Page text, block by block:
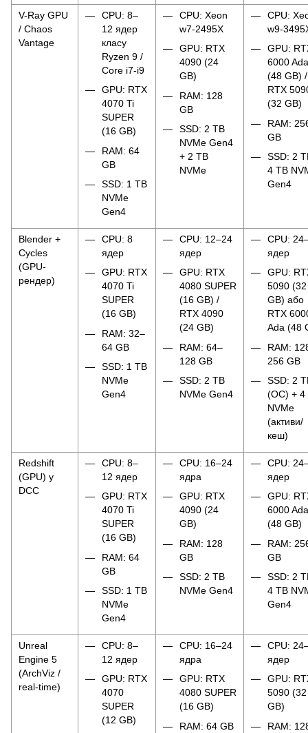
V-Ray GPU
/ Chaos
Vantage
CPU: 8–
12 ядер
класу
Ryzen 9 /
Core i7-i9
GPU: RTX
4070 Ti
SUPER
(16 GB)
RAM: 64
GB
SSD: 1 TB
NVMe
Gen4
CPU: Xeon
w7-2495X
GPU: RTX
4090 (24
GB)
RAM: 128
GB
SSD: 2 TB
NVMe Gen4
+ 2 TB
NVMe
CPU:
w9-
GPU:
6000 Ada
(48 GB) /
RTX
(32 GB)
RAM:
GB
SSD: 2
4 TB
Gen4
Blender +
Cycles
(GPU-
рендер)
CPU: 8
ядер
GPU: RTX
4070 Ti
SUPER
(16 GB)
RAM: 32–
64 GB
SSD: 1 TB
NVMe
Gen4
CPU: 12–24
ядер
GPU: RTX
4080 SUPER
(16 GB) /
RTX 4090
(24 GB)
RAM: 64–
128 GB
SSD: 2 TB
NVMe Gen4
CPU:
ядер
GPU:
5090 (32
GB) або
RTX
Ada (48
RAM:
256 GB
SSD: 2
(ОС) + 4
NVMe
(активи/
кеш)
Redshift
(GPU) у
DCC
CPU: 8–
12 ядер
GPU: RTX
4070 Ti
SUPER
(16 GB)
RAM: 64
GB
SSD: 1 TB
NVMe
Gen4
CPU: 16–24
ядра
GPU: RTX
4090 (24
GB)
RAM: 128
GB
SSD: 2 TB
NVMe Gen4
CPU:
ядер
GPU:
6000 Ada
(48 GB)
RAM:
GB
SSD: 2
4 TB
Gen4
Unreal
Engine 5
(ArchViz /
real-time)
CPU: 8–
12 ядер
GPU: RTX
4070
SUPER
(12 GB)
CPU: 16–24
ядра
GPU: RTX
4080 SUPER
(16 GB)
RAM: 64 GB
CPU:
ядер
GPU:
5090 (32
GB)
RAM: